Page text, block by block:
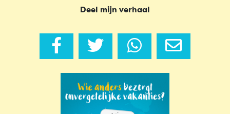
Deel mijn verhaal